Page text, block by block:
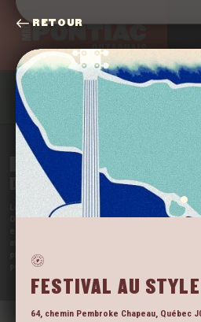
BOIRE MANGER
BIENVENUE
DANS LE PONTIAC
du Québec, c’est chez nous en
Outaouais. Et on en est fier·ères! Notre région
profiter de la tranquillité de nos vastes espaces
pendant qu’il est encore temps!
FESTIVAL AU
64, chemin Pembroke Chapeau, Québec
RETOUR